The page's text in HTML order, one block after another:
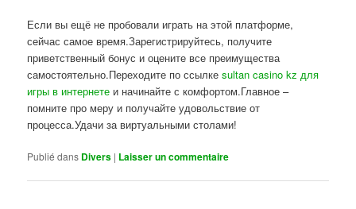
Если вы ещё не пробовали играть на этой платформе,
сейчас самое время.Зарегистрируйтесь, получите
приветственный бонус и оцените все преимущества
самостоятельно.Переходите по ссылкеsultan casino kz для
игры в интернете и начинайте с комфортом.Главное –
помните про меру и получайте удовольствие от
процесса.Удачи за виртуальными столами!
Publié dans Divers | Laisser un commentaire